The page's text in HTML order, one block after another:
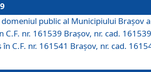
domeniul public al Municipiului Braşov a
C.F. nr. 161539 Brașov, nr. cad.
C.F. nr. 161541 Brașov, nr. cad.